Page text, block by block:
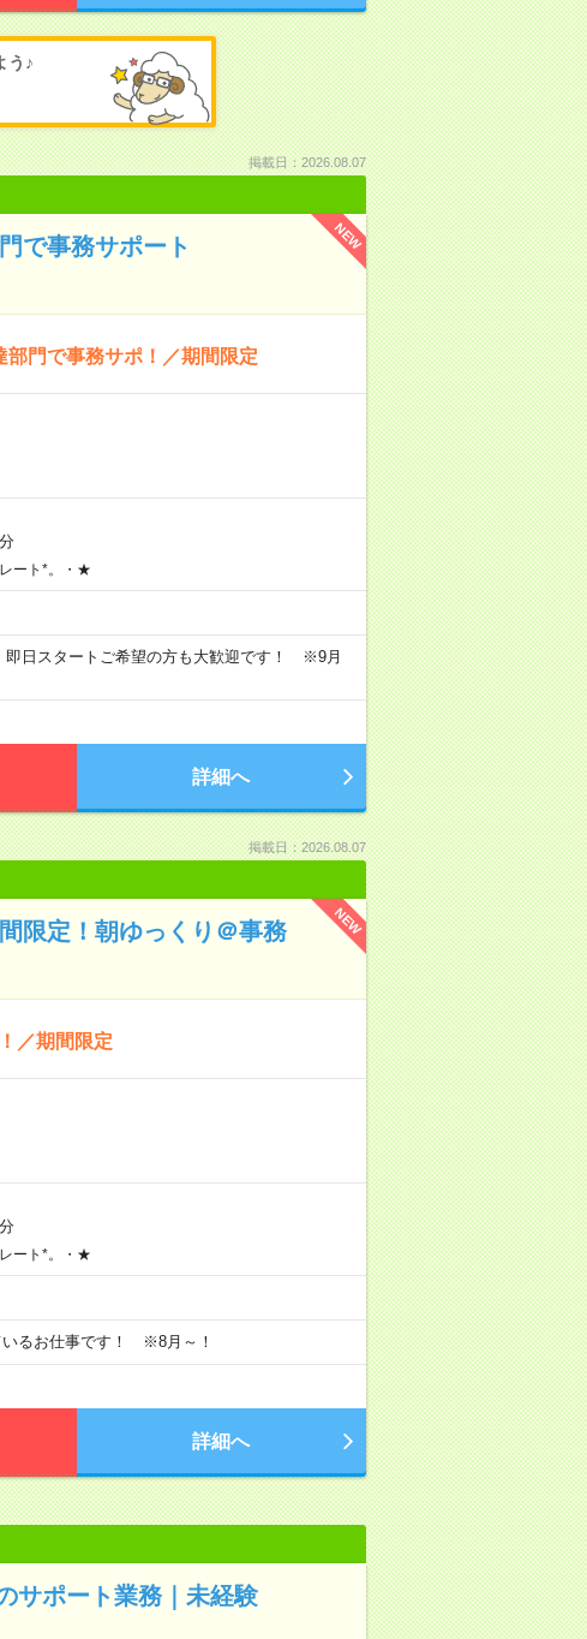
う♪
掲載日：2026.08.07
NEW
で事務サポート
門で事務サポ！／期間限定
ート*。・★
日スタートご希望の方も大歓迎です！ ※9月
詳細へ
掲載日：2026.08.07
NEW
限定！朝ゆっくり＠事務
／期間限定
ート*。・★
いるお仕事です！ ※8月～！
詳細へ
サポート業務｜未経験